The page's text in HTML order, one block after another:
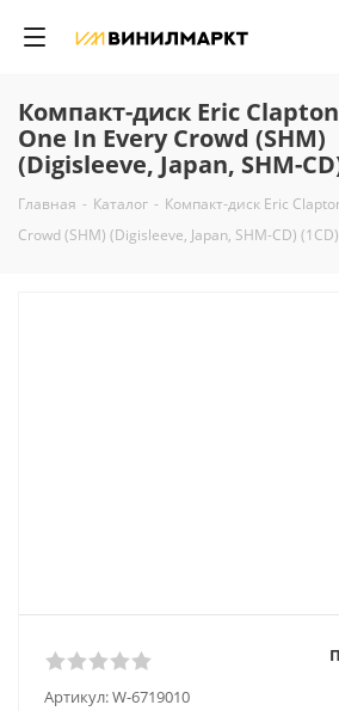
Компакт-диск Eric
One In Every Crowd (SHM)
(Digisleeve, Japan, SHM-
Главная - Каталог - Компакт-диск Eric
Crowd (SHM) (Digisleeve, Japan, SHM-CD) (1CD)
Артикул:W-6719010